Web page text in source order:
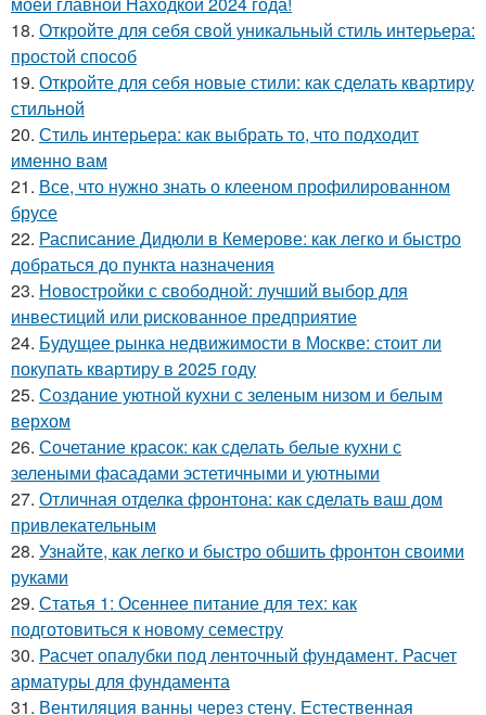
18. Откройте для себя свой уникальный стиль интерьера:
простой способ
19. Откройте для себя новые стили: как сделать квартиру
стильной
20. Стиль интерьера: как выбрать то, что подходит
именно вам
21. Все, что нужно знать о клееном профилированном
брусе
22. Расписание Дидюли в Кемерове: как легко и быстро
добраться до пункта назначения
23. Новостройки с свободной: лучший выбор для
инвестиций или рискованное предприятие
24. Будущее рынка недвижимости в Москве: стоит ли
покупать квартиру в 2025 году
25. Создание уютной кухни с зеленым низом и белым
верхом
26. Сочетание красок: как сделать белые кухни с
зелеными фасадами эстетичными и уютными
27. Отличная отделка фронтона: как сделать ваш дом
привлекательным
28. Узнайте, как легко и быстро обшить фронтон своими
руками
29. Статья 1: Осеннее питание для тех: как
подготовиться к новому семестру
30. Расчет опалубки под ленточный фундамент. Расчет
арматуры для фундамента
31. Вентиляция ванны через стену. Естественная